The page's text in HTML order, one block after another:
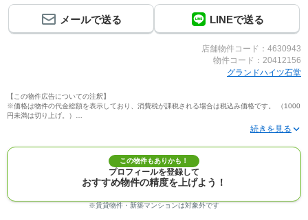
メールで送る LINEで送る
店舗物件コード：4630943
物件コード：20412156
グランドハイツ石堂
【この物件広告についての注釈】
※価格は物件の代金総額を表示しており、消費税が課税される場合は税込み価格です。 （1000
円未満は切り上げ。）
※写真に写っている、またはパース（絵）や間取り図に描かれている家具や車などは、特にコ
※建築条件付き土地価格には、建物価格は含まれません。
※物件情報は、原則として情報提供日の２日前に最終確認した情報です。
※完成予想図はいずれも外構、植栽、外観等実際のものとは多少異なることがあります。
※モデルルーム・モデルハウス・展示場・ショールームの画像の場合、今回販売の物件と異な
※ＣＧ合成の画像の場合、実際とは多少異なる場合があります。
※物件特徴：販売戸数が複数の物件は、全ての住戸に該当しない項目もあります。
この物件もありかも！
プロフィールを登録して
おすすめ物件の精度を上げよう！
※賃貸物件・新築マンションは対象外です